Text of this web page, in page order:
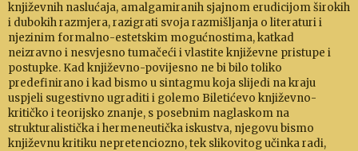
knji­žev­nih naslućaja, amalgamiranih sjajnom eru­dicijom ši­rokih
i du­bokih razmjera, razigrati svoja razmišljanja o literaturi i
njezinim formalno-estetskim mo­gućnostima, katkad
neizravno i nesvjesno tumačeći i vla­stite književne pristupe i
postupke. Kad književno-povijesno ne bi bilo toliko
predefinirano i kad bismo u sin­tag­mu koja slijedi na kraju
uspjeli sugestivno ugraditi i golemo Bileti­ćevo književno-
kritičko i teorijsko zna­nje, s posebnim naglaskom na
strukturalistička i hermeneu­tička iskustva, njego­vu bismo
književnu kri­tiku nepretenciozno, tek slikovitog učinka radi,